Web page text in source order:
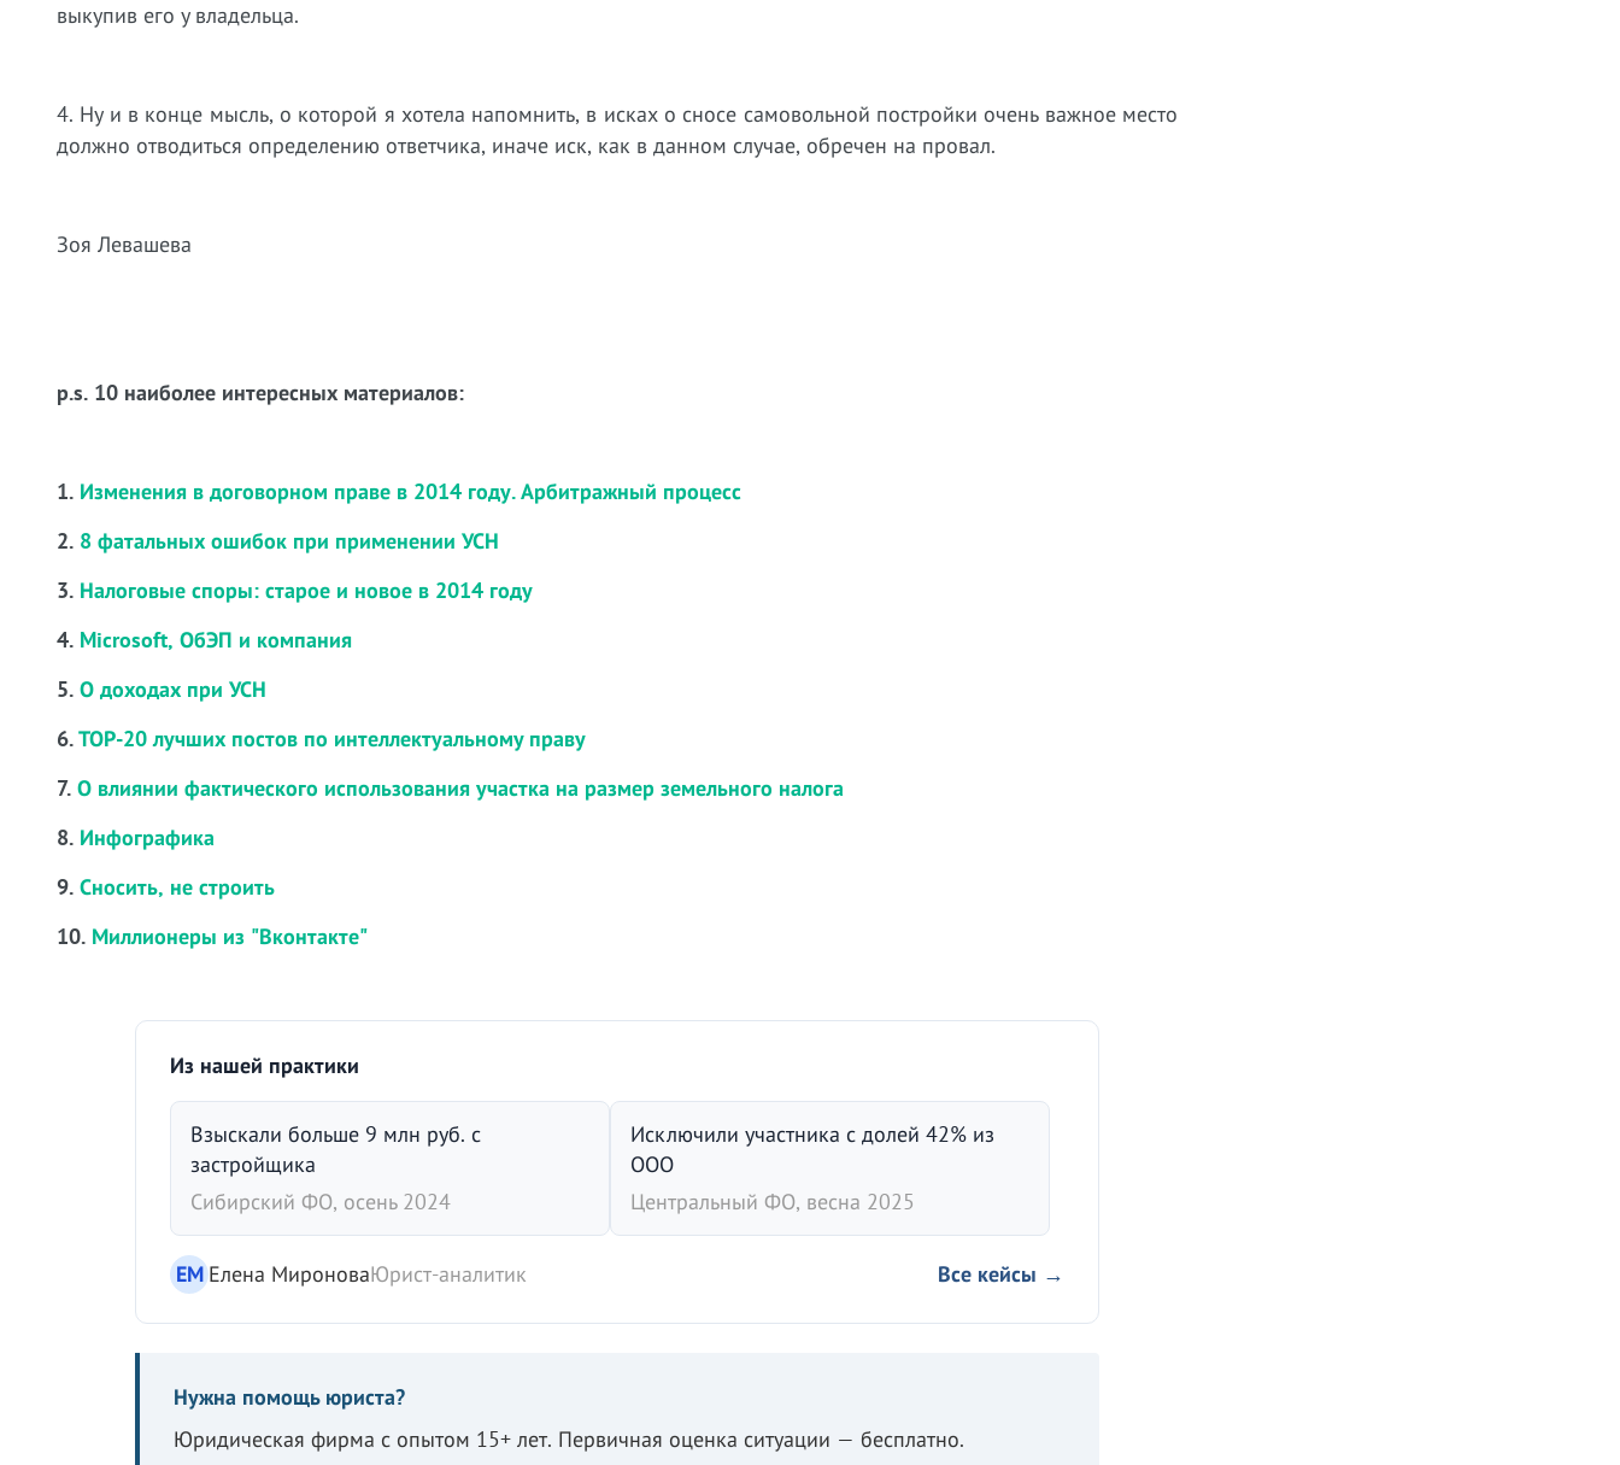
выкупив его у владельца.
4.​ Ну и в конце мысль, о которой я хотела напомнить, в исках о сносе самовольной постройки очень важное место
должно отводиться определению ответчика, иначе иск, как в данном случае, обречен на провал.
Зоя Левашева
p.s. 10 наиболее интересных материалов:
1. Изменения в договорном праве в 2014 году. Арбитражный процесс
2. 8 фатальных ошибок при применении УСН
3. Налоговые споры: старое и новое в 2014 году
4. Microsoft, ОбЭП и компания
5. О доходах при УСН
6.ТОР-20 лучших постов по интеллектуальному праву
7. О влиянии фактического использования участка на размер земельного налога
8. Инфографика
9. Сносить, не строить
10. Миллионеры из "Вконтакте"
Из нашей практики
Взыскали больше 9 млн руб. с
застройщика
Сибирский ФО, осень 2024
Исключили участника с долей 42% из
ООО
Центральный ФО, весна 2025
ЕМ Елена МироноваЮрист-аналитик Все кейсы →
Нужна помощь юриста?
Юридическая фирма с опытом 15+ лет. Первичная оценка ситуации — бесплатно.